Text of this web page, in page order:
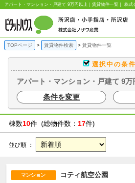
アパート・マンション・戸建て 9万円以上｜賃貸物件一覧｜ 株式
TOPページ 賃貸物件検索 賃貸物件一覧
選択中の条件
アパート・マンション・戸建て 9万
条件を変更
棟数10件 (総物件数： 17件)
並び順 ：
マンション コティ航空公園